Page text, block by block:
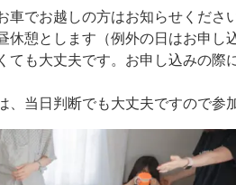
車でお越しの方はお知らせくださ
休憩とします（例外の日はお申し
ても大丈夫です。お申し込みの際
、当日判断でも大丈夫ですので参